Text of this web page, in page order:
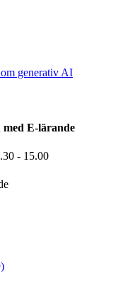
generativ AI
E-lärande
- 15.00